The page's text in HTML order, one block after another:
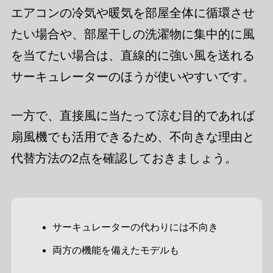
エアコンの冷気や暖気を部屋全体に循環させ
たい場合や、部屋干しの洗濯物に集中的に風
を当てたい場合は、直線的に強い風を送れる
サーキュレーターのほうが使いやすいです。
一方で、直接風に当たって涼む目的であれば
扇風機でも活用できるため、不向きな理由と
代替方法の2点を確認しておきましょう。
サーキュレーターの代わりには不向き
両方の機能を備えたモデルも